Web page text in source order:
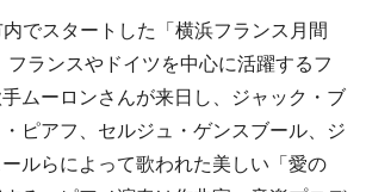
でスタートした「横浜フランス月間
ランスやドイツを中心に活躍するフ
ムーロンさんが来日し、ジャック・ブ
ピアフ、セルジュ・ゲンスブール、ジ
ルらによって歌われた美しい「愛の